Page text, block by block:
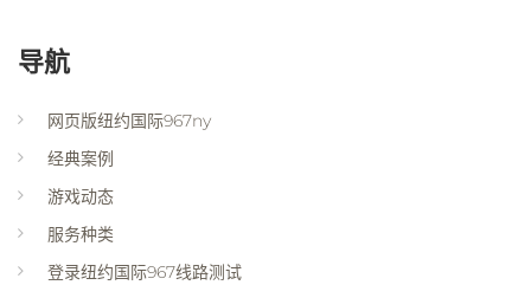
导航
网页版纽约国际967ny
经典案例
游戏动态
服务种类
登录纽约国际967线路测试